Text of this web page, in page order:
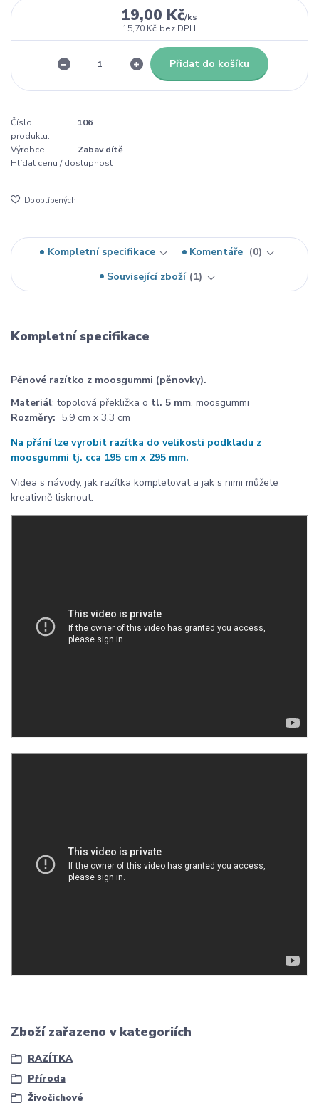
19,00 Kč/ks
15,70 Kč bez DPH
Přidat do košíku
Číslo
produktu:
106
Výrobce:
Zabav dítě
Hlídat cenu / dostupnost
Do oblíbených
Kompletní specifikace Komentáře
0
Související zboží
1
Kompletní specifikace
Pěnové razítko z moosgummi (pěnovky).
Materiál: topolová překližka o tl. 5 mm, moosgummi
Rozměry: 5,9 cm x 3,3 cm
Na přání lze vyrobit razítka do velikosti podkladu z
moosgummi tj. cca 195 cm x 295 mm.
Videa s návody, jak razítka kompletovat a jak s nimi můžete
kreativně tisknout.
Zboží zařazeno v kategoriích
RAZÍTKA
Příroda
Živočichové